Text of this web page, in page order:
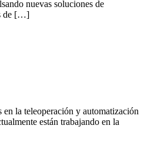
nuevas soluciones de
de […]
la teleoperación y automatización
están trabajando en la